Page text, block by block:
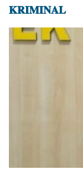
𝐊𝐑𝐈𝐌𝐈𝐍𝐀𝐋